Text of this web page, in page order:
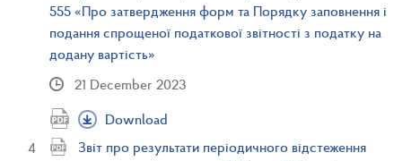
555 «Про затвердження форм та Порядку заповнення і
подання спрощеної податкової звітності з податку на
додану вартість»
21 December 2023
Download
Звіт про результати періодичного відстеження